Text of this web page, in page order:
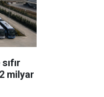
milyar